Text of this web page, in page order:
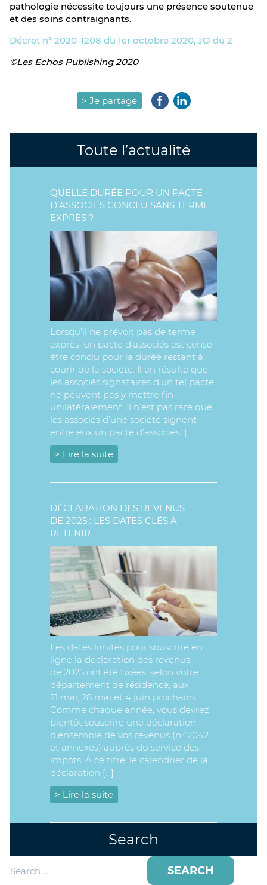
pathologie nécessite toujours une présence soutenue
et des soins contraignants.
Décret n° 2020-1208 du 1er octobre 2020, JO du 2
©Les Echos Publishing 2020
> Je partage
Toute l’actualité
QUELLE DURÉE POUR UN PACTE
D’ASSOCIÉS CONCLU SANS TERME
EXPRÈS ?
Lorsqu’il ne prévoit pas de terme
exprès, un pacte d’associés est censé
être conclu pour la durée restant à
courir de la société. Il en résulte que
les associés signataires d’un tel pacte
ne peuvent pas y mettre fin
unilatéralement. Il n’est pas rare que
les associés d’une société signent
entre eux un pacte d’associés. […]
> Lire la suite
DÉCLARATION DES REVENUS
DE 2025 : LES DATES CLÉS À
RETENIR
Les dates limites pour souscrire en
ligne la déclaration des revenus
de 2025 ont été fixées, selon votre
département de résidence, aux
21 mai, 28 mai et 4 juin prochains.
Comme chaque année, vous devrez
bientôt souscrire une déclaration
d’ensemble de vos revenus (n° 2042
et annexes) auprès du service des
impôts. À ce titre, le calendrier de la
déclaration […]
> Lire la suite
Search
for: